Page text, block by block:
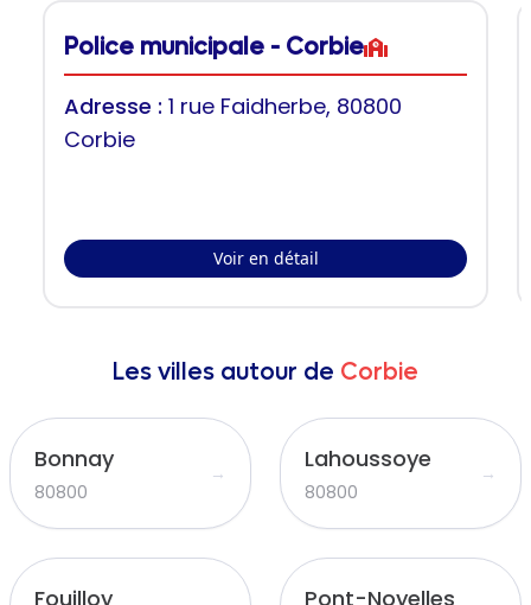
Police municipale - Corbie
Adresse : 1 rue Faidherbe, 80800
Corbie
Voir en détail
Les villes autour de Corbie
Bonnay
80800
→ Lahoussoye
80800
→
Fouilloy Pont-Noyelles